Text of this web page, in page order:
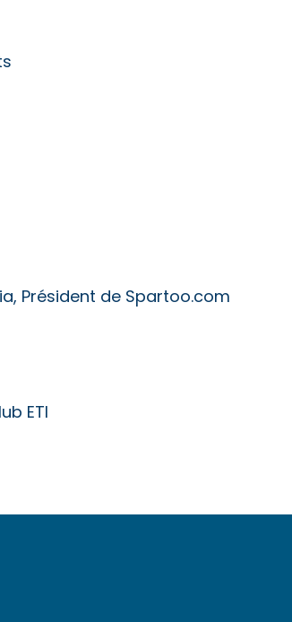
Président de Spartoo.com
ETI